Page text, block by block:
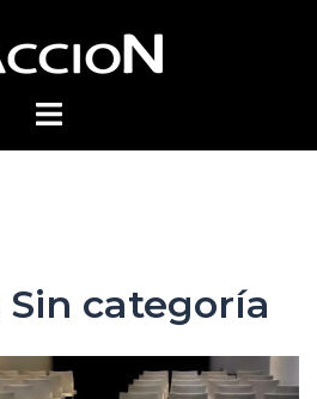
Alternar
Sin categoría